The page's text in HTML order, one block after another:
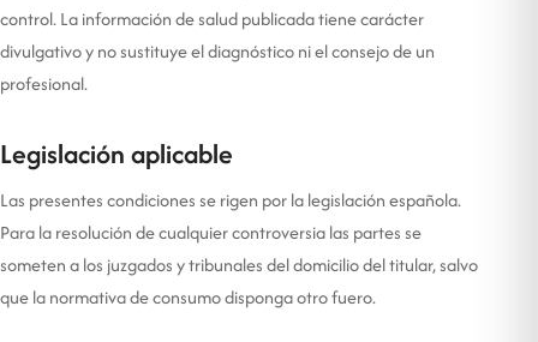
control. La información de salud publicada tiene carácter
divulgativo y no sustituye el diagnóstico ni el consejo de un
profesional.
Legislación aplicable
Las presentes condiciones se rigen por la legislación española.
Para la resolución de cualquier controversia las partes se
someten a los juzgados y tribunales del domicilio del titular, salvo
que la normativa de consumo disponga otro fuero.